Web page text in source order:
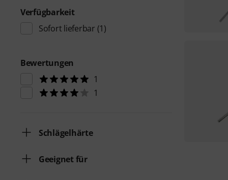
Verfügbarkeit
Sofort lieferbar (1)
Bewertungen
1
1
Schlägelhärte
Geeignet für